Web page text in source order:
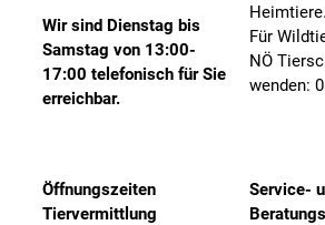
Wir sind Dienstag bis
Samstag von 13:00-
17:00 telefonisch für Sie
erreichbar.
Heimtiere.
Für
NÖ
wenden:
Öffnungszeiten
Tiervermittlung
Service-